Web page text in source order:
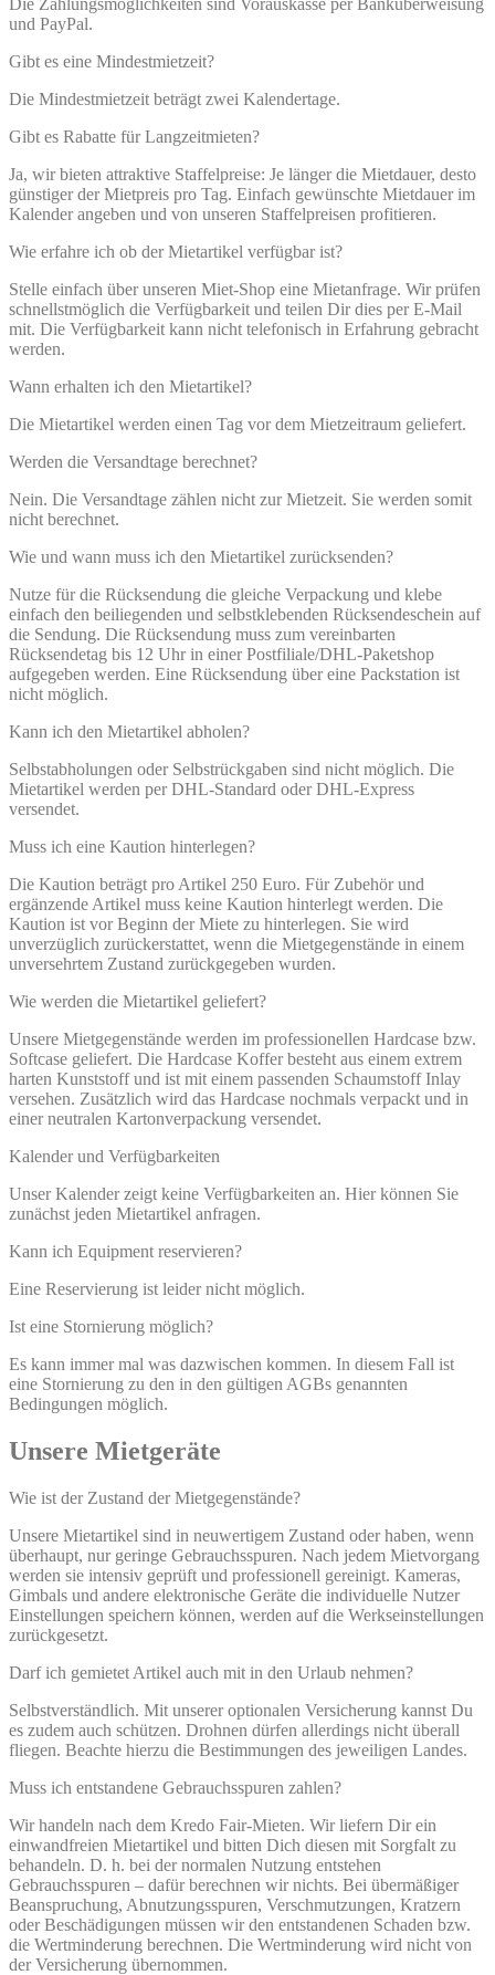
Die Zahlungsmöglichkeiten sind Vorauskasse per Banküberweisung
und PayPal.
Gibt es eine Mindestmietzeit?
Die Mindestmietzeit beträgt zwei Kalendertage.
Gibt es Rabatte für Langzeitmieten?
Ja, wir bieten attraktive Staffelpreise: Je länger die Mietdauer, desto
günstiger der Mietpreis pro Tag. Einfach gewünschte Mietdauer im
Kalender angeben und von unseren Staffelpreisen profitieren.
Wie erfahre ich ob der Mietartikel verfügbar ist?
Stelle einfach über unseren Miet-Shop eine Mietanfrage. Wir prüfen
schnellstmöglich die Verfügbarkeit und teilen Dir dies per E-Mail
mit. Die Verfügbarkeit kann nicht telefonisch in Erfahrung gebracht
werden.
Wann erhalten ich den Mietartikel?
Die Mietartikel werden einen Tag vor dem Mietzeitraum geliefert.
Werden die Versandtage berechnet?
Nein. Die Versandtage zählen nicht zur Mietzeit. Sie werden somit
nicht berechnet.
Wie und wann muss ich den Mietartikel zurücksenden?
Nutze für die Rücksendung die gleiche Verpackung und klebe
einfach den beiliegenden und selbstklebenden Rücksendeschein auf
die Sendung. Die Rücksendung muss zum vereinbarten
Rücksendetag bis 12 Uhr in einer Postfiliale/DHL-Paketshop
aufgegeben werden. Eine Rücksendung über eine Packstation ist
nicht möglich.
Kann ich den Mietartikel abholen?
Selbstabholungen oder Selbstrückgaben sind nicht möglich. Die
Mietartikel werden per DHL-Standard oder DHL-Express
versendet.
Muss ich eine Kaution hinterlegen?
Die Kaution beträgt pro Artikel 250 Euro. Für Zubehör und
ergänzende Artikel muss keine Kaution hinterlegt werden. Die
Kaution ist vor Beginn der Miete zu hinterlegen. Sie wird
unverzüglich zurückerstattet, wenn die Mietgegenstände in einem
unversehrtem Zustand zurückgegeben wurden.
Wie werden die Mietartikel geliefert?
Unsere Mietgegenstände werden im professionellen Hardcase bzw.
Softcase geliefert. Die Hardcase Koffer besteht aus einem extrem
harten Kunststoff und ist mit einem passenden Schaumstoff Inlay
versehen. Zusätzlich wird das Hardcase nochmals verpackt und in
einer neutralen Kartonverpackung versendet.
Kalender und Verfügbarkeiten
Unser Kalender zeigt keine Verfügbarkeiten an. Hier können Sie
zunächst jeden Mietartikel anfragen.
Kann ich Equipment reservieren?
Eine Reservierung ist leider nicht möglich.
Ist eine Stornierung möglich?
Es kann immer mal was dazwischen kommen. In diesem Fall ist
eine Stornierung zu den in den gültigen AGBs genannten
Bedingungen möglich.
Unsere Mietgeräte
Wie ist der Zustand der Mietgegenstände?
Unsere Mietartikel sind in neuwertigem Zustand oder haben, wenn
überhaupt, nur geringe Gebrauchsspuren. Nach jedem Mietvorgang
werden sie intensiv geprüft und professionell gereinigt. Kameras,
Gimbals und andere elektronische Geräte die individuelle Nutzer
Einstellungen speichern können, werden auf die Werkseinstellungen
zurückgesetzt.
Darf ich gemietet Artikel auch mit in den Urlaub nehmen?
Selbstverständlich. Mit unserer optionalen Versicherung kannst Du
es zudem auch schützen. Drohnen dürfen allerdings nicht überall
fliegen. Beachte hierzu die Bestimmungen des jeweiligen Landes.
Muss ich entstandene Gebrauchsspuren zahlen?
Wir handeln nach dem Kredo Fair-Mieten. Wir liefern Dir ein
einwandfreien Mietartikel und bitten Dich diesen mit Sorgfalt zu
behandeln. D. h. bei der normalen Nutzung entstehen
Gebrauchsspuren – dafür berechnen wir nichts. Bei übermäßiger
Beanspruchung, Abnutzungsspuren, Verschmutzungen, Kratzern
oder Beschädigungen müssen wir den entstandenen Schaden bzw.
die Wertminderung berechnen. Die Wertminderung wird nicht von
der Versicherung übernommen.